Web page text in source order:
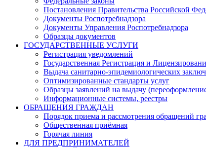
Постановления Правительства Российской
Документы Роспотребнадзора
Документы Управления Роспотребнадзора
Образцы документов
ГОСУДАРСТВЕННЫЕ УСЛУГИ
Регистрация уведомлений
Государственная Регистрация и
Выдача санитарно-эпидемиологических
Оптимизированные стандарты услуг
Образцы заявлений на выдачу
Информационные системы, реестры
ОБРАЩЕНИЯ ГРАЖДАН
Порядок приема и рассмотрения обращений
Общественная приёмная
Горячая линия
ДЛЯ ПРЕДПРИНИМАТЕЛЕЙ